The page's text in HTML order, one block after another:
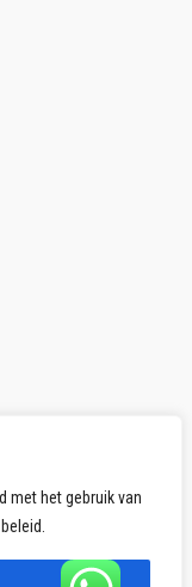
met het gebruik van